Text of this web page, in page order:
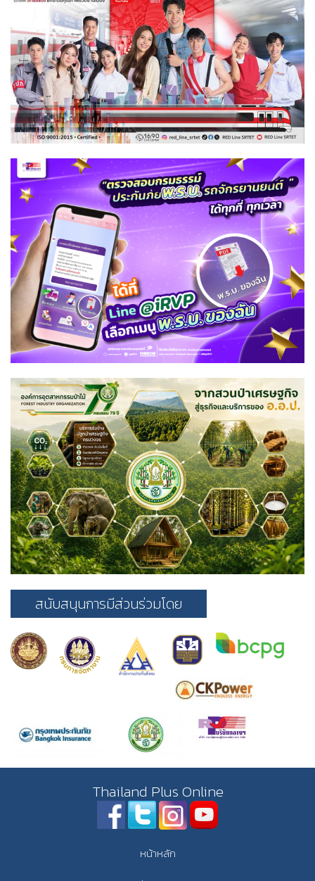
สนับสนุนการมีส่วนร่วมโดย
Thailand Plus Online
หน้าหลัก